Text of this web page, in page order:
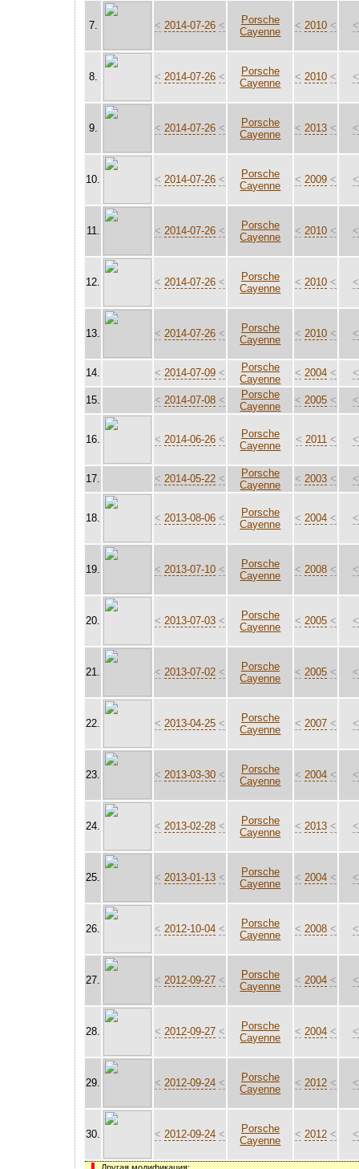
7. < 2014-07-26 <
Porsche
Cayenne
< 2010 < <
8. < 2014-07-26 <
Porsche
Cayenne
< 2010 < <
9. < 2014-07-26 <
Porsche
Cayenne
< 2013 < <
10. < 2014-07-26 <
Porsche
Cayenne
< 2009 < <
11. < 2014-07-26 <
Porsche
Cayenne
< 2010 < <
12. < 2014-07-26 <
Porsche
Cayenne
< 2010 < <
13. < 2014-07-26 <
Porsche
Cayenne
< 2010 < <
14. < 2014-07-09 <
Porsche
Cayenne
< 2004 < <
15. < 2014-07-08 <
Porsche
Cayenne
< 2005 < <
16. < 2014-06-26 <
Porsche
Cayenne
< 2011 < <
17. < 2014-05-22 <
Porsche
Cayenne
< 2003 < <
18. < 2013-08-06 <
Porsche
Cayenne
< 2004 < <
19. < 2013-07-10 <
Porsche
Cayenne
< 2008 < <
20. < 2013-07-03 <
Porsche
Cayenne
< 2005 < <
21. < 2013-07-02 <
Porsche
Cayenne
< 2005 < <
22. < 2013-04-25 <
Porsche
Cayenne
< 2007 < <
23. < 2013-03-30 <
Porsche
Cayenne
< 2004 < <
24. < 2013-02-28 <
Porsche
Cayenne
< 2013 < <
25. < 2013-01-13 <
Porsche
Cayenne
< 2004 < <
26. < 2012-10-04 <
Porsche
Cayenne
< 2008 < <
27. < 2012-09-27 <
Porsche
Cayenne
< 2004 < <
28. < 2012-09-27 <
Porsche
Cayenne
< 2004 < <
29. < 2012-09-24 <
Porsche
Cayenne
< 2012 < <
30. < 2012-09-24 <
Porsche
Cayenne
< 2012 < <